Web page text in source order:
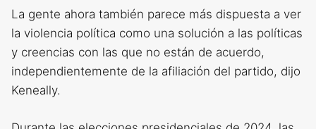
La gente ahora también parece más dispuesta a ver
la violencia política como una solución a las políticas
y creencias con las que no están de acuerdo,
independientemente de la afiliación del partido, dijo
Keneally.